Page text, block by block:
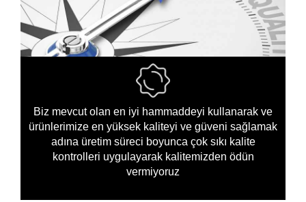
Biz mevcut olan en iyi hammaddeyi kullanarak ve
ürünlerimize en yüksek kaliteyi ve güveni sağlamak
adına üretim süreci boyunca çok sıkı kalite
kontrolleri uygulayarak kalitemizden ödün
vermiyoruz